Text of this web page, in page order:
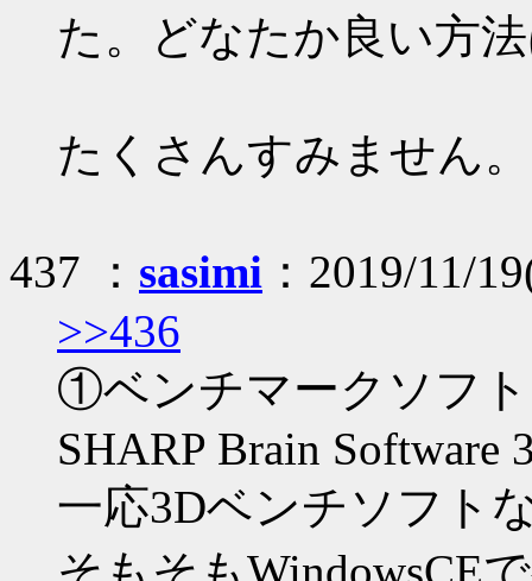
た。どなたか良い方
たくさんすみません。
437 ： sasimi ：2019/11/
>>436
①ベンチマークソフト
SHARP Brain Software
一応3Dベンチソフト